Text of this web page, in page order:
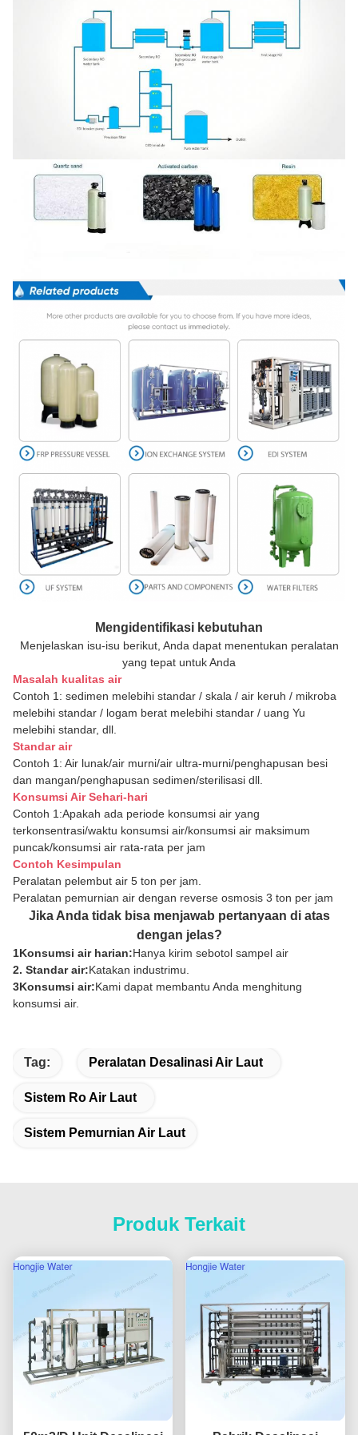
Mengidentifikasi kebutuhan
Menjelaskan isu-isu berikut, Anda dapat menentukan peralatan
yang tepat untuk Anda
Masalah kualitas air
Contoh 1: sedimen melebihi standar / skala / air keruh / mikroba
melebihi standar / logam berat melebihi standar / uang Yu
melebihi standar, dll.
Standar air
Contoh 1: Air lunak/air murni/air ultra-murni/penghapusan besi
dan mangan/penghapusan sedimen/sterilisasi dll.
Konsumsi Air Sehari-hari
Contoh 1:Apakah ada periode konsumsi air yang
terkonsentrasi/waktu konsumsi air/konsumsi air maksimum
puncak/konsumsi air rata-rata per jam
Contoh Kesimpulan
Peralatan pelembut air 5 ton per jam.
Peralatan pemurnian air dengan reverse osmosis 3 ton per jam
Jika Anda tidak bisa menjawab pertanyaan di atas
dengan jelas?
1Konsumsi air harian:Hanya kirim sebotol sampel air
2. Standar air:Katakan industrimu.
3Konsumsi air:Kami dapat membantu Anda menghitung
konsumsi air.
Tag: Peralatan Desalinasi Air Laut
Sistem Ro Air Laut
Sistem Pemurnian Air Laut
Produk Terkait